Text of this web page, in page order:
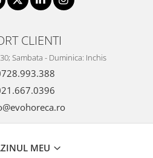
CLIENTI
Sambata - Duminica: Inchis
MEU